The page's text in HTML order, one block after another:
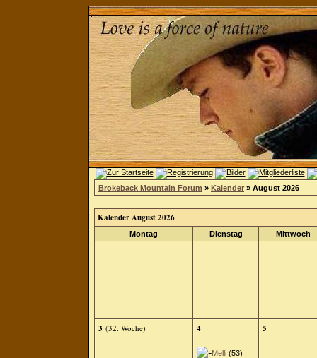
Brokeback Mountain Forum » Kalender » August 2026
Kalender August 2026
Montag Dienstag Mittwoch
3 (32. Woche) 4
Melli (53)
5